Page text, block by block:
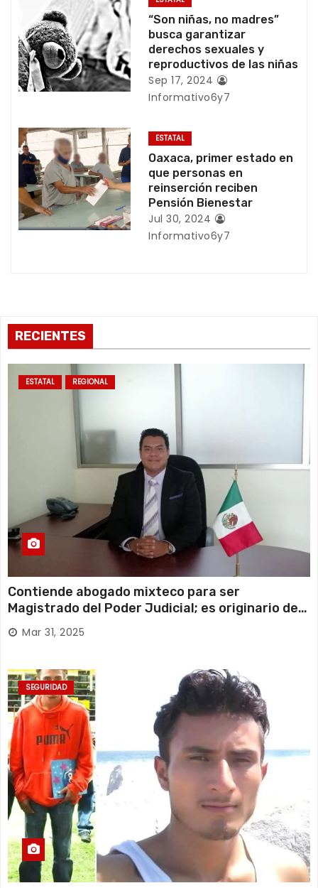
e
n
t
r
a
d
a
“Son niñas, no madres”
busca garantizar
derechos sexuales y
reproductivos de las niñas
Sep 17, 2024
Informativo6y7
ESTATAL
Oaxaca, primer estado en
que personas en
reinserción reciben
Pensión Bienestar
Jul 30, 2024
Informativo6y7
RECIENTES
ESTATAL REGIONAL
Contiende abogado mixteco para ser
Magistrado del Poder Judicial; es originario de
Huajuapan de León
Mar 31, 2025
SEGURIDAD